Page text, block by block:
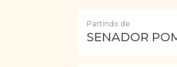
Partindo de
SENADOR